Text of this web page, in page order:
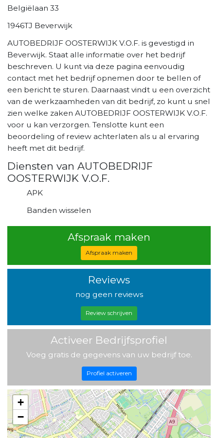
Belgiëlaan 33
1946TJ Beverwijk
AUTOBEDRIJF OOSTERWIJK V.O.F. is gevestigd in
Beverwijk. Staat alle informatie over het bedrijf
beschreven. U kunt via deze pagina eenvoudig
contact met het bedrijf opnemen door te bellen of
een bericht te sturen. Daarnaast vindt u een overzicht
van de werkzaamheden van dit bedrijf, zo kunt u snel
zien welke zaken AUTOBEDRIJF OOSTERWIJK V.O.F.
voor u kan verzorgen. Tenslotte kunt een
beoordeling of review achterlaten als u al ervaring
heeft met dit bedrijf.
Diensten van AUTOBEDRIJF
OOSTERWIJK V.O.F.
APK
Banden wisselen
Afspraak maken
Afspraak maken
Reviews
nog geen reviews
Review schrijven
Activeer Bedrijfsprofiel
Voeg gratis de gegevens van uw bedrijf toe.
Profiel activeren
+
−